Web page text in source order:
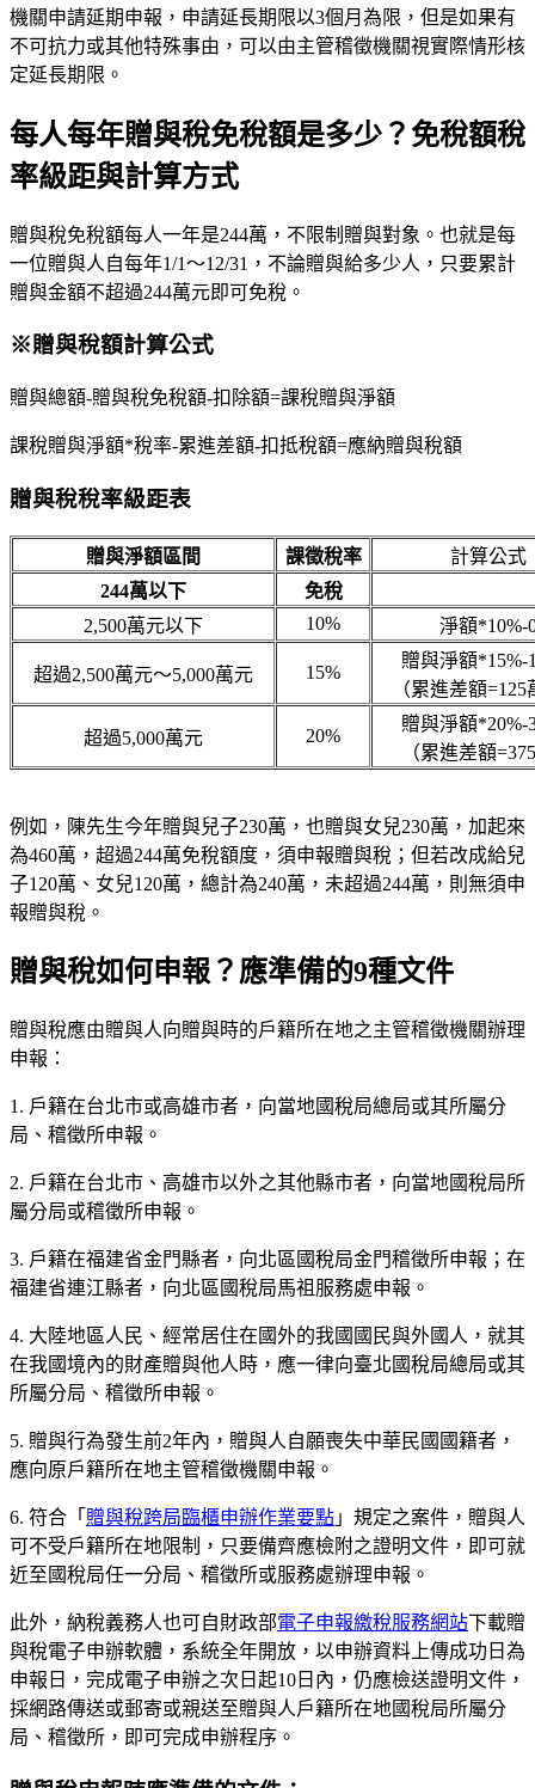
機關申請延期申報，申請延長期限以3個月為限，但是如果有
不可抗力或其他特殊事由，可以由主管稽徵機關視實際情形核
定延長期限。
每人每年贈與稅免稅額是多少？免稅額稅
率級距與計算方式
贈與稅免稅額每人一年是244萬，不限制贈與對象。也就是每
一位贈與人自每年1/1～12/31，不論贈與給多少人，只要累計
贈與金額不超過244萬元即可免稅。
※贈與稅額計算公式
贈與總額-贈與稅免稅額-扣除額=課稅贈與淨額
課稅贈與淨額*稅率-累進差額-扣抵稅額=應納贈與稅額
贈與稅稅率級距表
贈與淨額區間 課徵稅率
計算公式
244萬以下
免稅
2,500萬元以下
10% 淨額*10%-
超過2,500萬元～5,000萬元 15%
贈與淨額*15%-
（累進差額=125
超過5,000萬元 20%
贈與淨額*20%-
（累進差額
例如，陳先生今年贈與兒子230萬，也贈與女兒230萬，加起來
為460萬，超過244萬免稅額度，須申報贈與稅；但若改成給兒
子120萬、女兒120萬，總計為240萬，未超過244萬，則無須申
報贈與稅。
贈與稅如何申報？應準備的9種文件
贈與稅應由贈與人向贈與時的戶籍所在地之主管稽徵機關辦理
申報：
1. 戶籍在台北市或高雄市者，向當地國稅局總局或其所屬分
局、稽徵所申報。
2. 戶籍在台北市、高雄市以外之其他縣市者，向當地國稅局所
屬分局或稽徵所申報。
3. 戶籍在福建省金門縣者，向北區國稅局金門稽徵所申報；在
福建省連江縣者，向北區國稅局馬祖服務處申報。
4. 大陸地區人民、經常居住在國外的我國國民與外國人，就其
在我國境內的財產贈與他人時，應一律向臺北國稅局總局或其
所屬分局、稽徵所申報。
5. 贈與行為發生前2年內，贈與人自願喪失中華民國國籍者，
應向原戶籍所在地主管稽徵機關申報。
6. 符合「 贈與稅跨局臨櫃申辦作業要點 」規定之案件，贈與人
可不受戶籍所在地限制，只要備齊應檢附之證明文件，即可就
近至國稅局任一分局、稽徵所或服務處辦理申報。
此外，納稅義務人也可自財政部電子申報繳稅服務網站下載贈
與稅電子申辦軟體，系統全年開放，以申辦資料上傳成功日為
申報日，完成電子申辦之次日起10日內，仍應檢送證明文件，
採網路傳送或郵寄或親送至贈與人戶籍所在地國稅局所屬分
局、稽徵所，即可完成申辦程序。